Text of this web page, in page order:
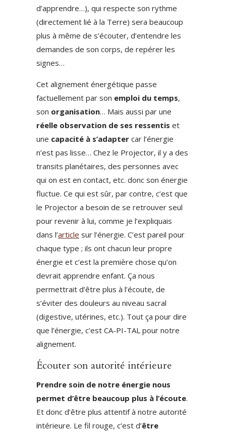
d’apprendre…), qui respecte son rythme
(directement lié à la Terre) sera beaucoup
plus à même de s’écouter, d’entendre les
demandes de son corps, de repérer les
signes…
Cet alignement énergétique passe
factuellement par son emploi du temps,
son organisation… Mais aussi par une
réelle observation de ses ressentis et
une capacité à s’adaptercar l’énergie
n’est pas lisse… Chez le Projector, il y a des
transits planétaires, des personnes avec
qui on est en contact, etc. donc son énergie
fluctue. Ce qui est sûr, par contre, c’est que
le Projector a besoin de se retrouver seul
pour revenir à lui, comme je l’expliquais
dans l’article sur l’énergie. C’est pareil pour
chaque type ; ils ont chacun leur propre
énergie et c’est la première chose qu’on
devrait apprendre enfant. Ça nous
permettrait d’être plus à l’écoute, de
s’éviter des douleurs au niveau sacral
(digestive, utérines, etc.). Tout ça pour dire
que l’énergie, c’est CA-PI-TAL pour notre
alignement.
Écouter son autorité intérieure
Prendre soin de notre énergie nous
permet d’être beaucoup plus à l’écoute.
Et donc d’être plus attentif à notre autorité
intérieure. Le fil rouge, c’est d’être